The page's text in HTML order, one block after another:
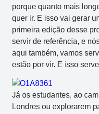
porque quanto mais
quer ir. E isso vai gerar
primeira edição desse
servir de referência, e
aqui também, vamos
estão por vir. E isso
Já os estudantes, ao
Londres ou explorarem